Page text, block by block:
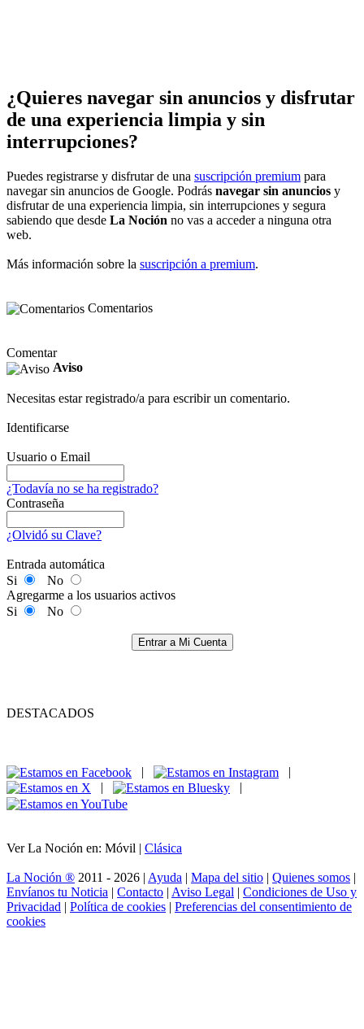
¿Quieres navegar sin anuncios y disfrutar
de una experiencia limpia y sin
interrupciones?
Puedes registrarse y disfrutar de una suscripción premium para
navegar sin anuncios de Google. Podrás navegar sin anuncios y
disfrutar de una experiencia limpia, sin interrupciones y segura
sabiendo que desde La Noción no vas a acceder a ninguna otra
web.
Más información sobre la suscripción a premium.
Comentarios
Comentar
Aviso
Necesitas estar registrado/a para escribir un comentario.
Identificarse
Usuario o Email
¿Todavía no se ha registrado?
Contraseña
¿Olvidó su Clave?
Entrada automática
Si
No
Agregarme a los usuarios activos
Si
No
Entrar a Mi Cuenta
DESTACADOS
|
|
|
|
Ver La Noción en: Móvil | Clásica
La Noción ® 2011 - 2026 | Ayuda | Mapa del sitio | Quienes somos |
Envíanos tu Noticia | Contacto | Aviso Legal | Condiciones de Uso y
Privacidad | Política de cookies | Preferencias del consentimiento de
cookies